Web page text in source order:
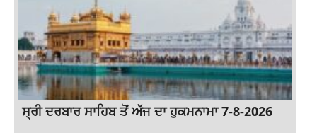
ਸ੍ਰੀ ਦਰਬਾਰ ਸਾਹਿਬ ਤੋਂ ਅੱਜ ਦਾ ਹੁਕਮਨਾਮਾ 7-8-2026